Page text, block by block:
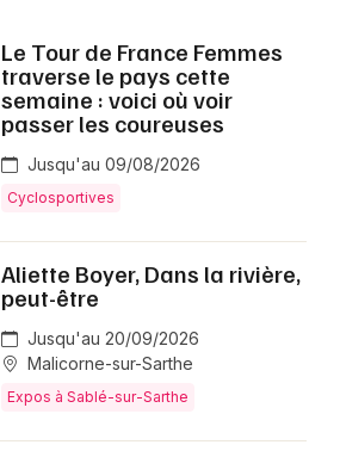
Le Tour de France Femmes
traverse le pays cette
semaine : voici où voir
passer les coureuses
Jusqu'au 09/08/2026
Cyclosportives
Aliette Boyer, Dans la rivière,
peut-être
Jusqu'au 20/09/2026
Malicorne-sur-Sarthe
Expos à Sablé-sur-Sarthe